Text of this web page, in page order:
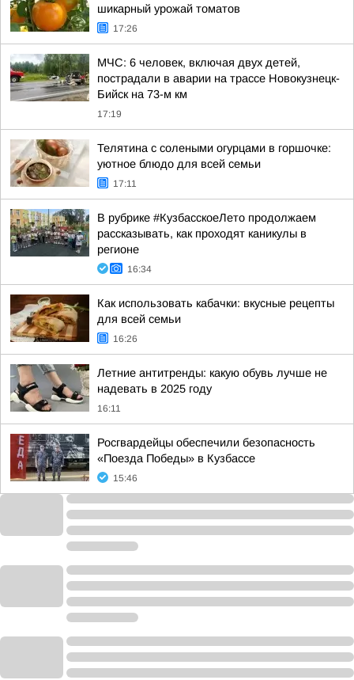
шикарный урожай томатов
17:26
МЧС: 6 человек, включая двух детей,
пострадали в аварии на трассе Новокузнецк-
Бийск на 73-м км
17:19
Телятина с солеными огурцами в горшочке:
уютное блюдо для всей семьи
17:11
В рубрике #КузбасскоеЛето продолжаем
рассказывать, как проходят каникулы в
регионе
16:34
Как использовать кабачки: вкусные рецепты
для всей семьи
16:26
Летние антитренды: какую обувь лучше не
надевать в 2025 году
16:11
Росгвардейцы обеспечили безопасность
«Поезда Победы» в Кузбассе
15:46